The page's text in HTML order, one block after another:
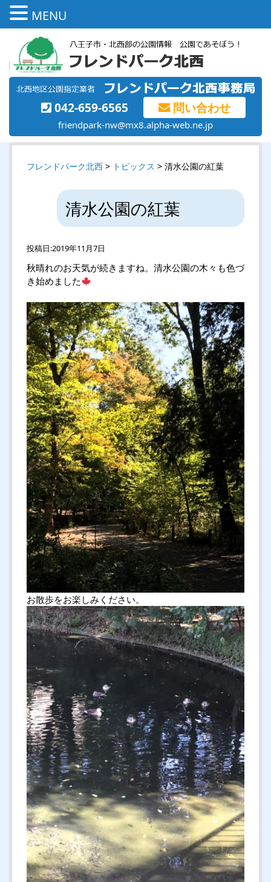
042-659-6565 問い合わせ
friendpark-nw@mx8.alpha-web.ne.jp
フレンドパーク北西 > トピックス > 清水公園の紅葉
清水公園の紅葉
投稿日:2019年11月7日
秋晴れのお天気が続きますね。清水公園の木々も色づ
き始めました
お散歩をお楽しみください。
MENU